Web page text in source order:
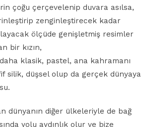
çoğu çerçevelenip duvara asılsa,
zenginleştirecek kadar
ölçüde genişletmiş resimler
bir kızın,
daha klasik, pastel, ana kahramanı
silik, düşsel olup da gerçek dünyaya
dünyanın diğer ülkeleriyle de bağ
yolu aydınlık olur ve bize